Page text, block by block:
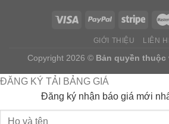
GIỚI THIỆU LIÊN
Copyright 2026 © Bản quyền thuộc
ĐĂNG KÝ TẢI BẢNG GIÁ
Đăng ký nhận báo giá mới